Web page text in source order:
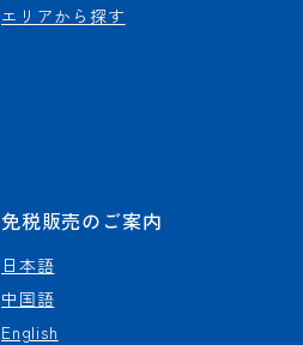
エリアから探す
免税販売のご案内
日本語
中国語
English